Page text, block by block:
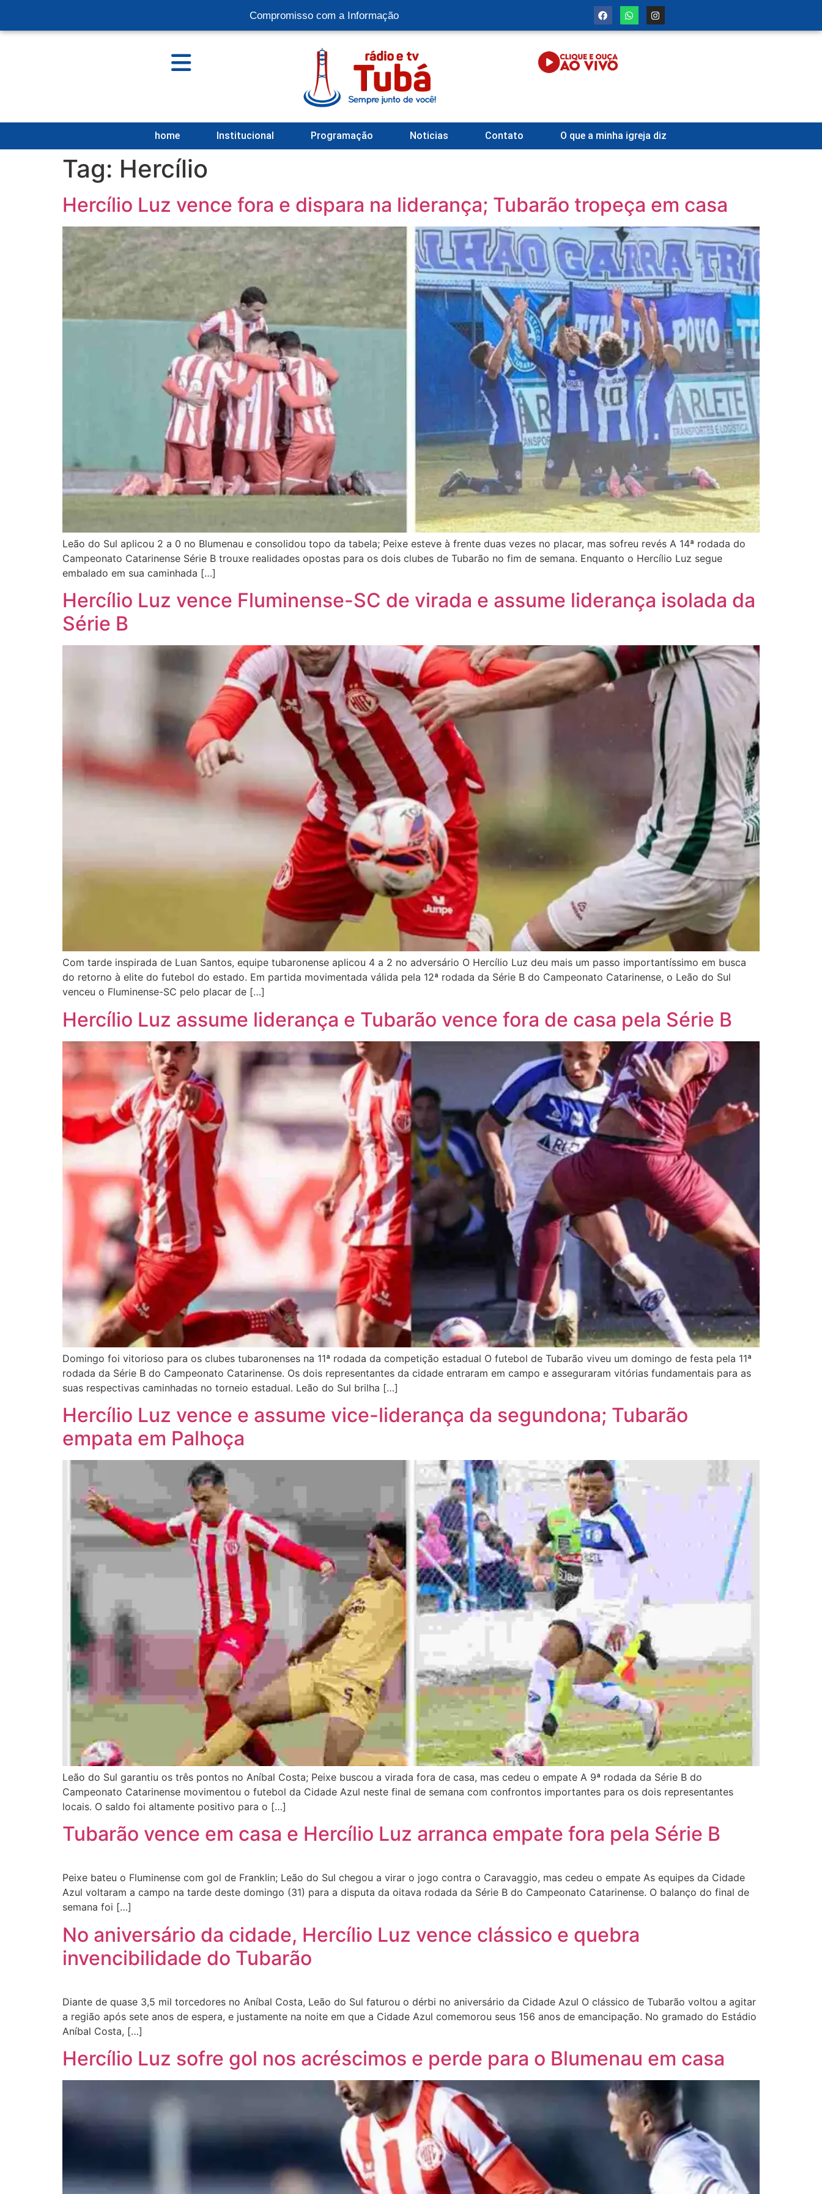
Compromisso com a Informação
home Institucional Programação Noticias Contato O que a minha igreja diz
Tag: Hercílio
Hercílio Luz vence fora e dispara na liderança; Tubarão tropeça em casa
Leão do Sul aplicou 2 a 0 no Blumenau e consolidou topo da tabela; Peixe esteve à frente duas vezes no placar, mas sofreu revés A 14ª rodada do
Campeonato Catarinense Série B trouxe realidades opostas para os dois clubes de Tubarão no fim de semana. Enquanto o Hercílio Luz segue
embalado em sua caminhada […]
Hercílio Luz vence Fluminense-SC de virada e assume liderança isolada da
Série B
Com tarde inspirada de Luan Santos, equipe tubaronense aplicou 4 a 2 no adversário O Hercílio Luz deu mais um passo importantíssimo em busca
do retorno à elite do futebol do estado. Em partida movimentada válida pela 12ª rodada da Série B do Campeonato Catarinense, o Leão do Sul
venceu o Fluminense-SC pelo placar de […]
Hercílio Luz assume liderança e Tubarão vence fora de casa pela Série B
Domingo foi vitorioso para os clubes tubaronenses na 11ª rodada da competição estadual O futebol de Tubarão viveu um domingo de festa pela 11ª
rodada da Série B do Campeonato Catarinense. Os dois representantes da cidade entraram em campo e asseguraram vitórias fundamentais para as
suas respectivas caminhadas no torneio estadual. Leão do Sul brilha […]
Hercílio Luz vence e assume vice-liderança da segundona; Tubarão
empata em Palhoça
Leão do Sul garantiu os três pontos no Aníbal Costa; Peixe buscou a virada fora de casa, mas cedeu o empate A 9ª rodada da Série B do
Campeonato Catarinense movimentou o futebol da Cidade Azul neste final de semana com confrontos importantes para os dois representantes
locais. O saldo foi altamente positivo para o […]
Tubarão vence em casa e Hercílio Luz arranca empate fora pela Série B
Peixe bateu o Fluminense com gol de Franklin; Leão do Sul chegou a virar o jogo contra o Caravaggio, mas cedeu o empate As equipes da Cidade
Azul voltaram a campo na tarde deste domingo (31) para a disputa da oitava rodada da Série B do Campeonato Catarinense. O balanço do final de
semana foi […]
No aniversário da cidade, Hercílio Luz vence clássico e quebra
invencibilidade do Tubarão
Diante de quase 3,5 mil torcedores no Aníbal Costa, Leão do Sul faturou o dérbi no aniversário da Cidade Azul O clássico de Tubarão voltou a agitar
a região após sete anos de espera, e justamente na noite em que a Cidade Azul comemorou seus 156 anos de emancipação. No gramado do Estádio
Aníbal Costa, […]
Hercílio Luz sofre gol nos acréscimos e perde para o Blumenau em casa